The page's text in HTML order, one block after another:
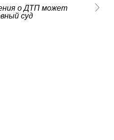
о ДТП может
суд